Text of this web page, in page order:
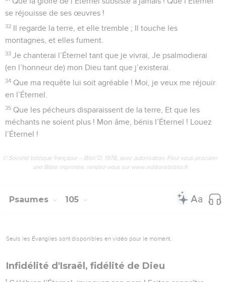
se réjouisse de ses œuvres !
32 Il regarde la terre, et elle tremble ; Il touche les
montagnes, et elles fument.
33 Je chanterai l’Éternel tant que je vivrai, Je psalmodierai
(en l’honneur de) mon Dieu tant que j’existerai.
34 Que ma requête lui soit agréable ! Moi, je veux me réjouir
en l’Éternel.
35 Que les pécheurs disparaissent de la terre, Et que les
méchants ne soient plus ! Mon âme, bénis l’Éternel ! Louez
l’Éternel !
© Société biblique française – Bibli’O, 1978, avec autorisation. Pour vous procurer
une Bible imprimée, rendez-vous sur www.editionsbiblio.fr
Psaumes 105
Seuls les Évangiles sont disponibles en vidéo pour le moment.
Infidélité d'Israël, fidélité de Dieu
1